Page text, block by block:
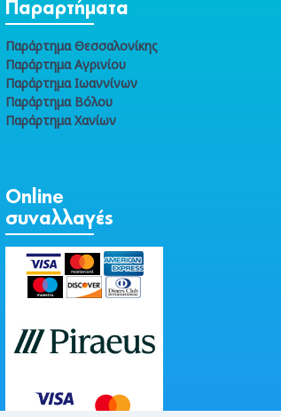
Παραρτήματα
Παράρτημα Θεσσαλονίκης
Παράρτημα Αγρινίου
Παράρτημα Ιωαννίνων
Παράρτημα Βόλου
Παράρτημα Χανίων
Online
συναλλαγές